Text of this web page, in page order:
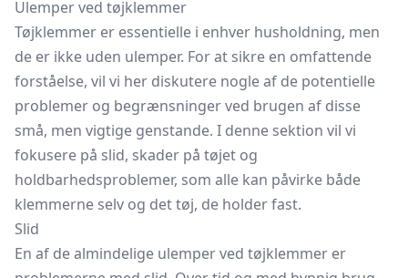
Ulemper ved tøjklemmer
Tøjklemmer er essentielle i enhver husholdning, men
de er ikke uden ulemper. For at sikre en omfattende
forståelse, vil vi her diskutere nogle af de potentielle
problemer og begrænsninger ved brugen af disse
små, men vigtige genstande. I denne sektion vil vi
fokusere på slid, skader på tøjet og
holdbarhedsproblemer, som alle kan påvirke både
klemmerne selv og det tøj, de holder fast.
Slid
En af de almindelige ulemper ved tøjklemmer er